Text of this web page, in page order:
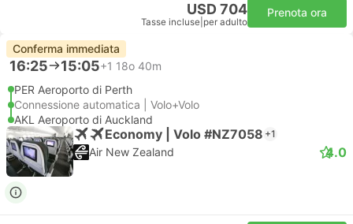
USD 704
Tasse incluse per adulto
Prenota ora
Conferma immediata
16:25 15:05+1 18o 40m
PER Aeroporto di Perth
Connessione automatica | Volo+Volo
AKL Aeroporto di Auckland
Economy | Volo #NZ7058 +1
Air New Zealand 4.0